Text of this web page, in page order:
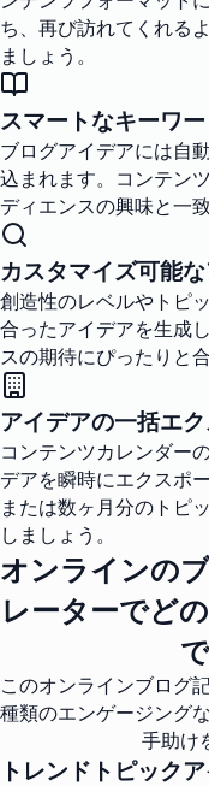
ち、再び訪れてくれる
ましょう。
スマートなキーワ
ブログアイデアには自
込まれます。コンテン
ディエンスの興味と一
カスタマイズ可能
創造性のレベルやトピ
合ったアイデアを生成
スの期待にぴったりと
アイデアの一括エ
コンテンツカレンダー
デアを瞬時にエクスポ
または数ヶ月分のトピ
しましょう。
オンラインの
レーターでど
このオンラインブログ
種類のエンゲージング
手助け
トレンドトピック